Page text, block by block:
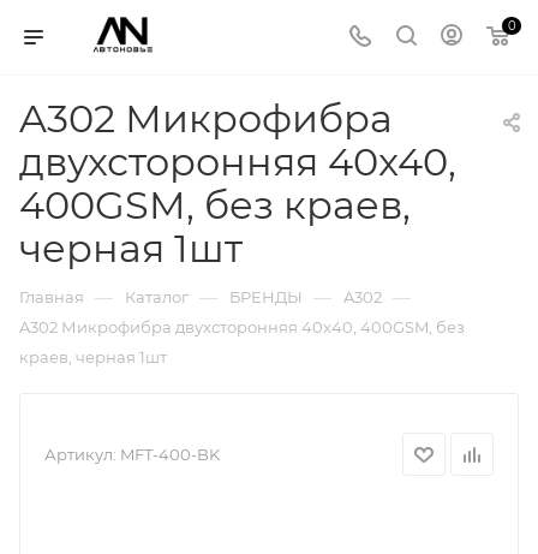
0
A302 Микрофибра
двухсторонняя 40x40,
400GSM, без краев,
черная 1шт
Главная — Каталог — БРЕНДЫ — A302 —
A302 Микрофибра двухсторонняя 40x40, 400GSM, без
краев, черная 1шт
Артикул: MFT-400-BK